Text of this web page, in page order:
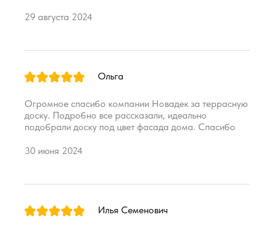
29 августа 2024
Ольга
Огромное спасибо компании Новадек за террасную
доску. Подробно все рассказали, идеально
подобрали доску под цвет фасада дома. Спасибо
30 июня 2024
Илья Семенович